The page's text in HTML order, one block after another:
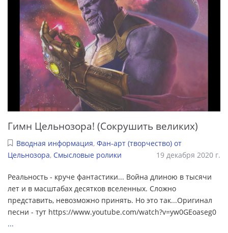
Гимн Цельнозора! (Сокрушить великих)
Вводная информация, Фан-арт (творчество) от
Цельнозора, Смысловые ролики 19 декабря 2020 г.
Реальность - круче фантастики... Война длиною в тысячи
лет и в масштабах десятков вселенных. Сложно
представить, невозможно принять. Но это так...Оригинал
песни - тут https://www.youtube.com/watch?v=yw0GEoaseg0
...